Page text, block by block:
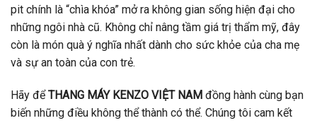
pit chính là “chìa khóa” mở ra không gian sống hiện đại cho
những ngôi nhà cũ. Không chỉ nâng tầm giá trị thẩm mỹ, đây
còn là món quà ý nghĩa nhất dành cho sức khỏe của cha mẹ
và sự an toàn của con trẻ.
Hãy đểTHANG MÁY KENZO VIỆT NAM đồng hành cùng bạn
biến những điều không thể thành có thể. Chúng tôi cam kết